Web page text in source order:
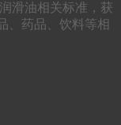
滑油相关标准，获
、药品、饮料等相